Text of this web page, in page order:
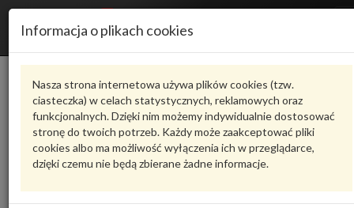
Informacja o plikach cookies
Nasza strona internetowa używa plików cookies (tzw.
ciasteczka) w celach statystycznych, reklamowych oraz
funkcjonalnych. Dzięki nim możemy indywidualnie dostosować
stronę do twoich potrzeb. Każdy może zaakceptować pliki
cookies albo ma możliwość wyłączenia ich w przeglądarce,
dzięki czemu nie będą zbierane żadne informacje.
Produkty 1
Pokaż pełny opis Zadaj pytanie o produkt
1S0813301B VAG - produkt oryginalny VW AUDI SEAT SKODA